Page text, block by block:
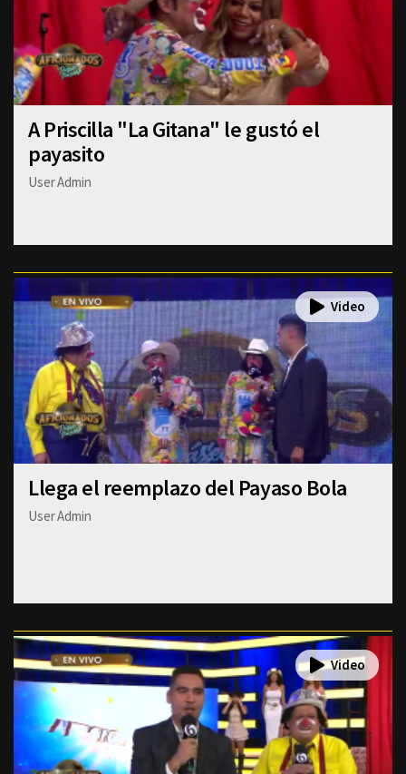
A Priscilla "La Gitana" le gustó el
payasito
User Admin
Llega el reemplazo del Payaso Bola
User Admin